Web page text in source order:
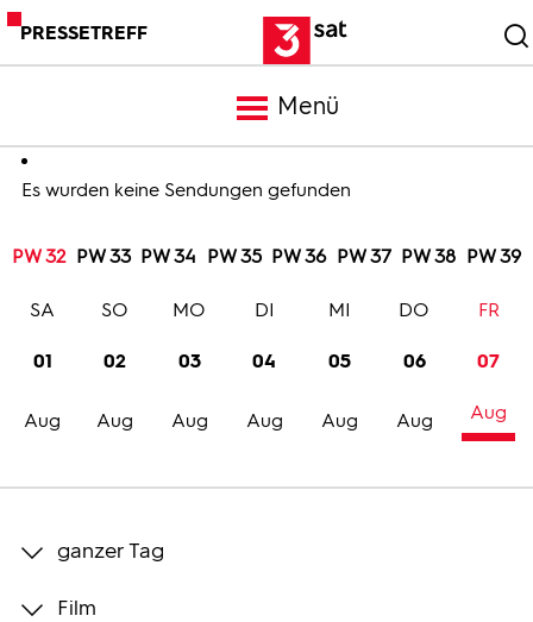
PRESSETREFF
Menü
Meldungen
Programm
Trailer
Bilder
Es wurden keine Sendungen gefunden
PW 32 PW 33 PW 34 PW 35 PW 36 PW 37 PW 38 PW 39
01
Aug
SA
02
Aug
SO
03
Aug
MO
04
Aug
DI
05
Aug
MI
06
Aug
DO
07
Aug
FR
ganzer Tag
Film